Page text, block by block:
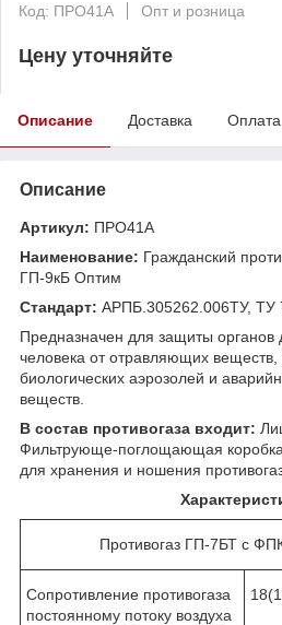
Код: ПРО41А
Опт и розница
Цену уточняйте
Описание Доставка Оплата
Описание
Артикул: ПРО41А
Наименование: Гражданский
ГП-9кБ Оптим
Стандарт: АРПБ.305262.006ТУ, ТУ
Предназначен для защиты органов
человека от отравляющих веществ,
биологических аэрозолей и
веществ.
В состав противогаза входит:
Фильтрующе-поглощающая
для хранения и ношения
Противогаз ГП-7БТ с
Сопротивление противогаза
постоянному потоку воздуха